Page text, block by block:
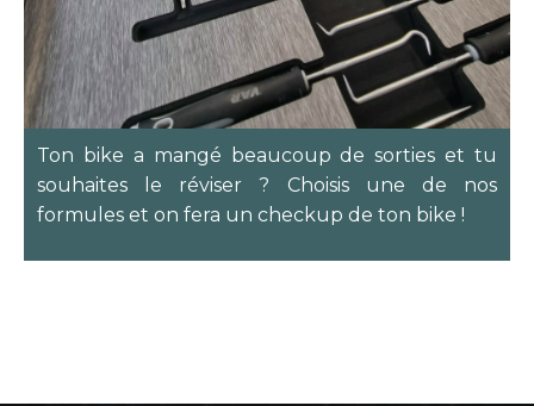
Ton bike a mangé beaucoup de sorties et tu
souhaites le réviser ? Choisis une de nos
formules et on fera un checkup de ton bike !